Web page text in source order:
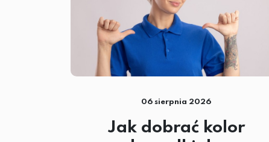
06 sierpnia 2026
Jak dobrać kolor